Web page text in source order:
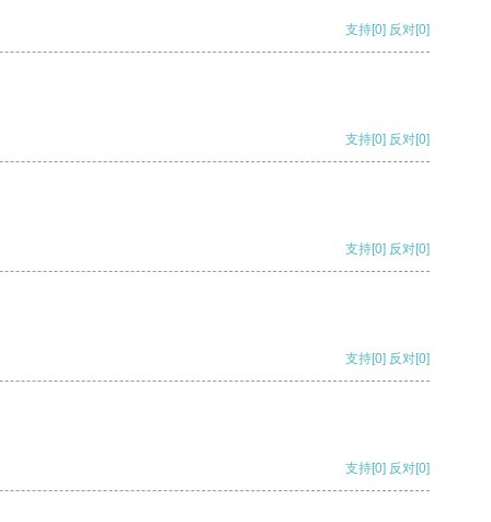
支持[0] 反对[0]
支持[0] 反对[0]
支持[0] 反对[0]
支持[0] 反对[0]
支持[0] 反对[0]